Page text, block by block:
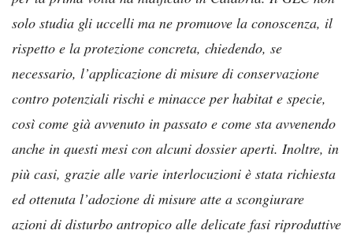
solo studia gli uccelli ma ne promuove la conoscenza, il
rispetto e la protezione concreta, chiedendo, se
necessario, l’applicazione di misure di conservazione
contro potenziali rischi e minacce per habitat e specie,
così come già avvenuto in passato e come sta avvenendo
anche in questi mesi con alcuni dossier aperti. Inoltre, in
più casi, grazie alle varie interlocuzioni è stata richiesta
ed ottenuta l’adozione di misure atte a scongiurare
azioni di disturbo antropico alle delicate fasi riproduttive